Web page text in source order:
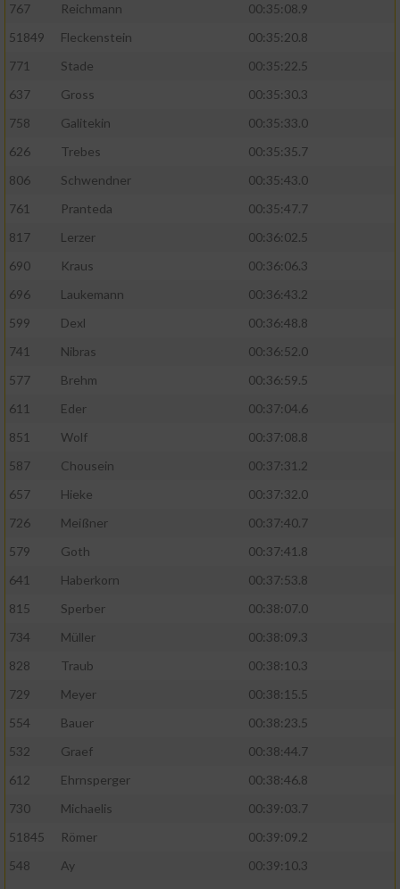
767
Reichmann
00:35:08.9
51849
Fleckenstein
00:35:20.8
771
Stade
00:35:22.5
637
Gross
00:35:30.3
758
Galitekin
00:35:33.0
626
Trebes
00:35:35.7
806
Schwendner
00:35:43.0
761
Pranteda
00:35:47.7
817
Lerzer
00:36:02.5
690
Kraus
00:36:06.3
696
Laukemann
00:36:43.2
599
Dexl
00:36:48.8
741
Nibras
00:36:52.0
577
Brehm
00:36:59.5
611
Eder
00:37:04.6
851
Wolf
00:37:08.8
587
Chousein
00:37:31.2
657
Hieke
00:37:32.0
726
Meißner
00:37:40.7
579
Goth
00:37:41.8
641
Haberkorn
00:37:53.8
815
Sperber
00:38:07.0
734
Müller
00:38:09.3
828
Traub
00:38:10.3
729
Meyer
00:38:15.5
554
Bauer
00:38:23.5
532
Graef
00:38:44.7
612
Ehrnsperger
00:38:46.8
730
Michaelis
00:39:03.7
51845
Römer
00:39:09.2
548
Ay
00:39:10.3